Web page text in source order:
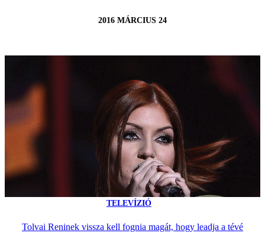
2016 MÁRCIUS 24
TELEVÍZIÓ
Tolvai Reninek vissza kell fognia magát, hogy leadja a tévé